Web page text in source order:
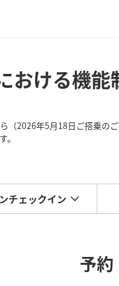
おける機能
2026年5月18日ご搭乗の
。
チェックイン
予約